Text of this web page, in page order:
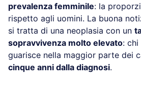
prevalenza femminile: la
rispetto agli uomini. La buona
si tratta di una neoplasia con un
sopravvivenza molto elevato:
guarisce nella maggior parte dei
cinque anni dalla diagnosi.